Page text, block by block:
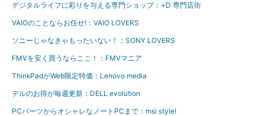
デジタルライフに彩りを与える専門ショップ：+D 専門店街
VAIOのことならお任せ!：VAIO LOVERS
ソニーじゃなきゃもったいない！：SONY LOVERS
FMVを安く買うならここ！：FMVマニア
ThinkPadがWeb限定特価：Lenovo media
デルのお得が毎週更新：DELL evolution
PCパーツからオシャレなノートPCまで：msi style!